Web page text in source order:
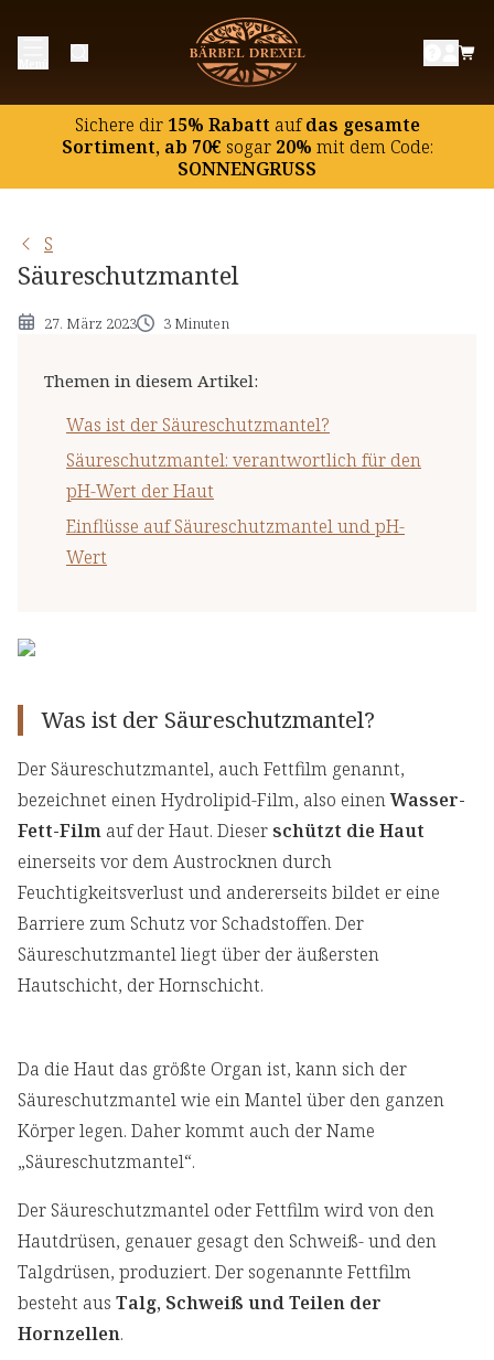
Sichere dir15% Rabatt aufdas gesamte
Sortiment, ab 70€ sogar20% mit dem Code:
SONNENGRUSS
S
Säureschutzmantel
27. März 2023 3 Minuten
Themen in diesem Artikel:
Was ist der Säureschutzmantel?
Säureschutzmantel: verantwortlich für den
pH-Wert der Haut
Einflüsse auf Säureschutzmantel und pH-
Wert
Was ist der Säureschutzmantel?
Säureschutzmantel: verantwortlich für den pH-
Wert der Haut
Einflüsse auf Säureschutzmantel und pH-Wert
Was ist der Säureschutzmantel?
Der Säureschutzmantel, auch Fettfilm genannt,
bezeichnet einen Hydrolipid-Film, also einenWasser-
Fett-Film auf der Haut. Dieserschützt die Haut
einerseits vor dem Austrocknen durch
Feuchtigkeitsverlust und andererseits bildet er eine
Barriere zum Schutz vor Schadstoffen. Der
Säureschutzmantel liegt über der äußersten
Hautschicht, der Hornschicht.
Da die Haut das größte Organ ist, kann sich der
Säureschutzmantel wie ein Mantel über den ganzen
Körper legen. Daher kommt auch der Name
„Säureschutzmantel“.
Der Säureschutzmantel oder Fettfilm wird von den
Hautdrüsen, genauer gesagt den Schweiß- und den
Talgdrüsen, produziert. Der sogenannte Fettfilm
besteht aus Talg, Schweiß und Teilen der
Hornzellen.